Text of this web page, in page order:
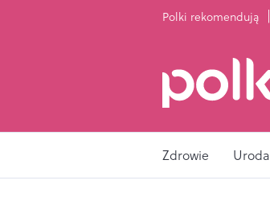
Polki rekomendują
Zdrowie Uroda